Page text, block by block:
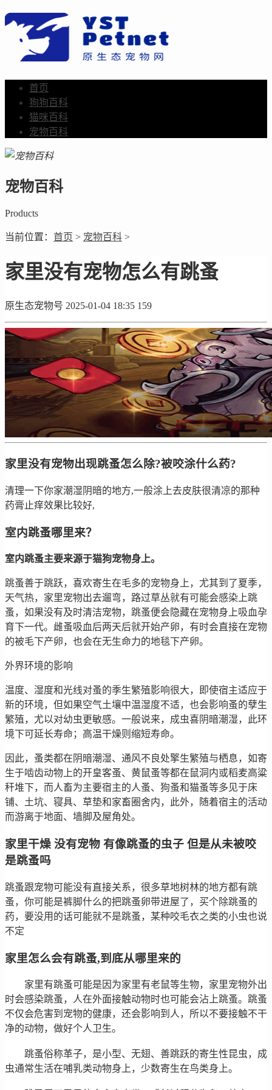
首页
狗狗百科
猫咪百科
宠物百科
宠物百科
Products
当前位置： 首页 > 宠物百科 >
家里没有宠物怎么有跳蚤
原生态宠物号 2025-01-04 18:35 159
家里没有宠物出现跳蚤怎么除?被咬涂什么药?
清理一下你家潮湿阴暗的地方,一般涂上去皮肤很清凉的那种
药膏止痒效果比较好,
室内跳蚤哪里来？
室内跳蚤主要来源于猫狗宠物身上。
跳蚤善于跳跃，喜欢寄生在毛多的宠物身上，尤其到了夏季，
天气热，家里宠物出去遛弯，路过草丛就有可能会感染上跳
蚤，如果没有及时清洁宠物，跳蚤便会隐藏在宠物身上吸血孕
育下一代。雌蚤吸血后两天后就开始产卵，有时会直接在宠物
的被毛下产卵，也会在无生命力的地毯下产卵。
外界环境的影响
温度、湿度和光线对蚤的季生繁殖影响很大，即使宿主适应于
新的环境，但如果空气土壤中温湿度不适，也会影响蚤的孽生
繁殖，尤以对幼虫更敏感。一般说来，成虫喜阴暗潮湿，此环
境下可延长寿命；高温干燥则缩短寿命。
因此，蚤类都在阴暗潮湿、通风不良处擎生繁殖与栖息，如寄
生于啮齿动物上的开皇客蚤、黄鼠蚤等都在鼠洞内或稻麦高粱
秆堆下，而人畜为主要宿主的人蚤、狗蚤和猫蚤等多见于床
铺、土坑、寝具、草垫和家畜圈舍内，此外，随着宿主的活动
而游离于地面、墙脚及屋角处。
家里干燥 没有宠物 有像跳蚤的虫子 但是从未被咬
是跳蚤吗
跳蚤跟宠物可能没有直接关系，很多草地树林的地方都有跳
蚤，你可能是裤脚什么的把跳蚤卵带进屋了，买个除跳蚤的
药，要没用的话可能就不是跳蚤，某种咬毛衣之类的小虫也说
不定
家里怎么会有跳蚤,到底从哪里来的
家里有跳蚤可能是因为家里有老鼠等生物，家里宠物外出
时会感染跳蚤，人在外面接触动物时也可能会沾上跳蚤。跳蚤
不仅会危害到宠物的健康，还会影响到人，所以不要接触不干
净的动物，做好个人卫生。
跳蚤俗称革子，是小型、无翅、善跳跃的寄生性昆虫，成
虫通常生活在哺乳类动物身上，少数寄生在鸟类身上。